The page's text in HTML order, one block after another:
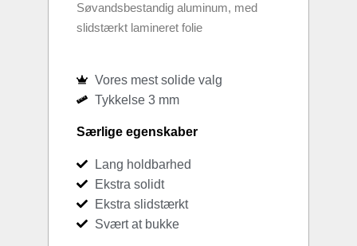
Søvandsbestandig aluminum, med
slidstærkt lamineret folie
Vores mest solide valg
Tykkelse 3 mm
Særlige egenskaber
Lang holdbarhed
Ekstra solidt
Ekstra slidstærkt
Svært at bukke